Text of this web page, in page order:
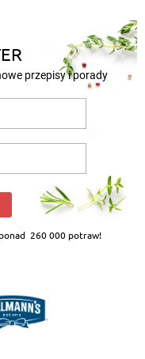
przepisy i porady
260 000 potraw!